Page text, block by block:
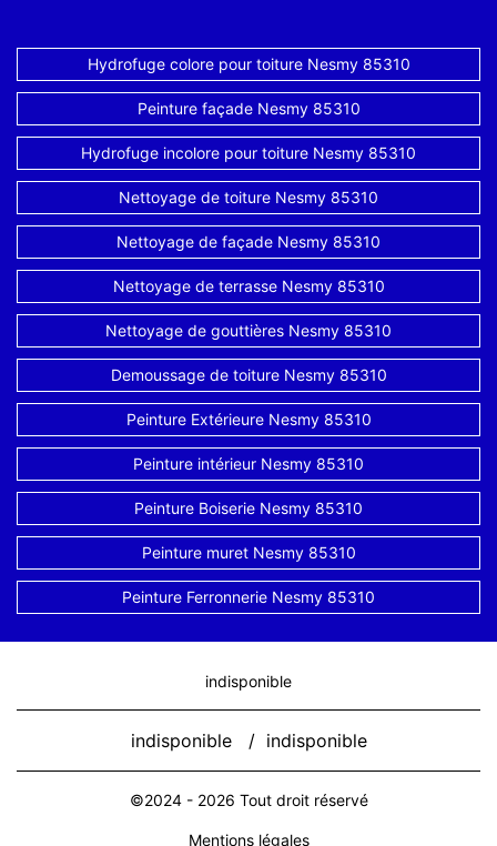
Hydrofuge colore pour toiture Nesmy 85310
Peinture façade Nesmy 85310
Hydrofuge incolore pour toiture Nesmy 85310
Nettoyage de toiture Nesmy 85310
Nettoyage de façade Nesmy 85310
Nettoyage de terrasse Nesmy 85310
Nettoyage de gouttières Nesmy 85310
Demoussage de toiture Nesmy 85310
Peinture Extérieure Nesmy 85310
Peinture intérieur Nesmy 85310
Peinture Boiserie Nesmy 85310
Peinture muret Nesmy 85310
Peinture Ferronnerie Nesmy 85310
indisponible
indisponible / indisponible
©2024 - 2026 Tout droit réservé
Mentions légales